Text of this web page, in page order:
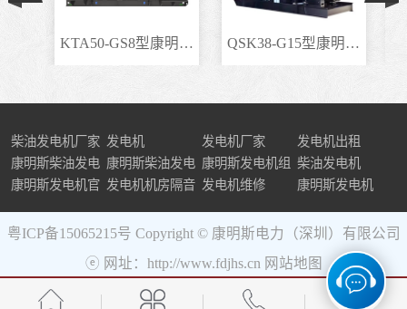
KTA50-GS8型康明斯柴.. QSK38-G15型康明斯柴..
柴油发电机厂家 发电机 发电机厂家
发电机出租
康明斯柴油发电
机组
康明斯柴油发电
机
康明斯发电机组 柴油发电机
康明斯发电机官 发电机机房隔音 发电机维修 康明斯发电机
粤ICP备15065215号 Copyright © 康明斯电力（深圳）有限公司
ⓔ 网址：http://www.fdjhs.cn 网站地图